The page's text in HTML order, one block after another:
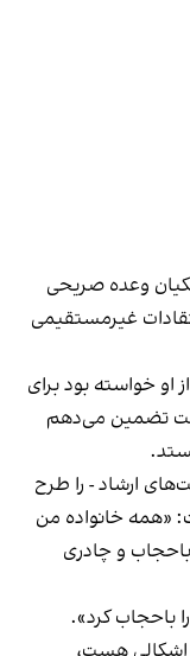
وعده صریحی
غیر‌مستقیمی
او خواسته بود برای
تضمین می‌دهم
ارشاد - را طرح
«همه خانواده من
و چادری
باحجاب کرد».